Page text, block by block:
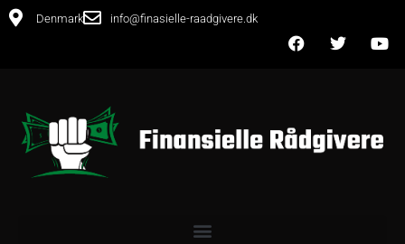
Denmark info@finasielle-raadgivere.dk